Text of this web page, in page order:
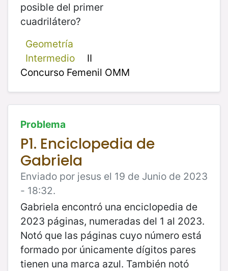
posible del primer
cuadrilátero?
Geometría
Intermedio
II
Concurso Femenil OMM
Problema
P1. Enciclopedia de
Gabriela
Enviado por jesus el 19 de Junio de 2023
- 18:32.
Gabriela encontró una enciclopedia de
2023 páginas, numeradas del 1 al 2023.
Notó que las páginas cuyo número está
formado por únicamente dígitos pares
tienen una marca azul. También notó